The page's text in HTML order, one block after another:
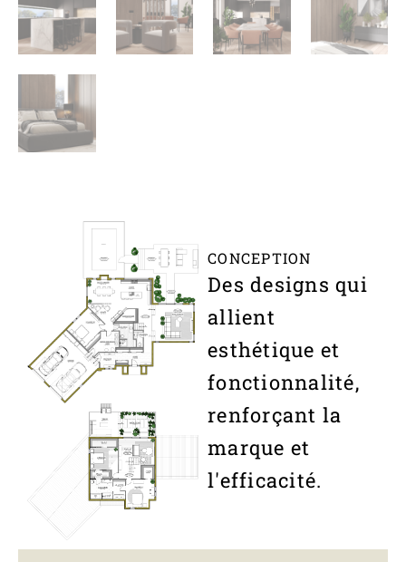
CONCEPTION
Des designs qui
allient
esthétique et
fonctionnalité,
renforçant la
marque et
l'efficacité.